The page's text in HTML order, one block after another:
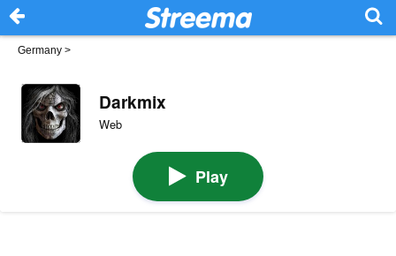
Germany >
Darkmix
Web
Play